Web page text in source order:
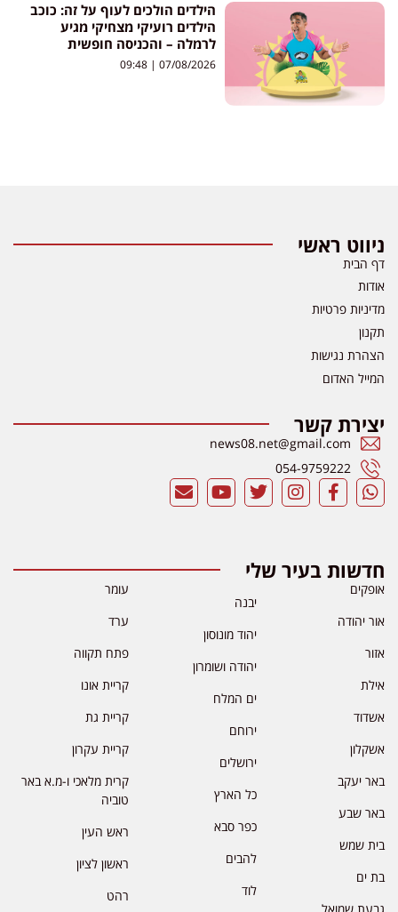
הילדים הולכים לעוף על זה: כוכב
הילדים רועיקי מצחיקי מגיע
לרמלה – והכניסה חופשית
07/08/2026
ניווט ראשי
דף הבית
אודות
מדיניות פרטיות
תקנון
הצהרת נגישות
המייל האדום
יצירת קשר
news08.net@gmail.com
054-9759222
חדשות בעיר שלי
אופקים
אור יהודה
אזור
אילת
אשדוד
אשקלון
באר יעקב
באר שבע
בית שמש
בת ים
יבנה
יהוד מונוסון
יהודה ושומרון
ים המלח
ירוחם
ירושלים
כל הארץ
כפר סבא
להבים
לוד
עומר
ערד
פתח תקווה
קריית אונו
קריית גת
קריית עקרון
קרית מלאכי ו-מ.א באר
טוביה
ראש העין
ראשון לציון
רהט